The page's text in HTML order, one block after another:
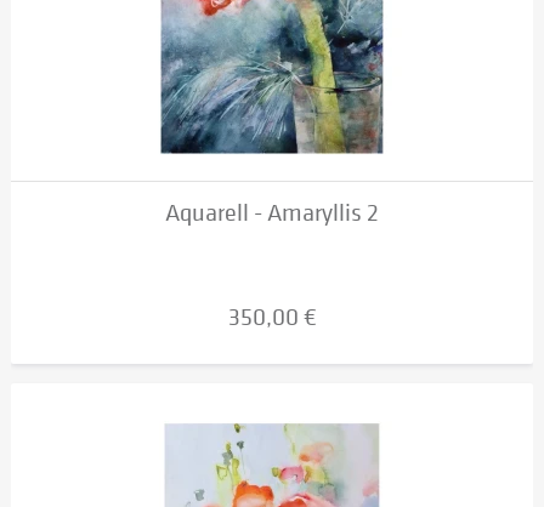
Aquarell - Amaryllis 2
350,00 €